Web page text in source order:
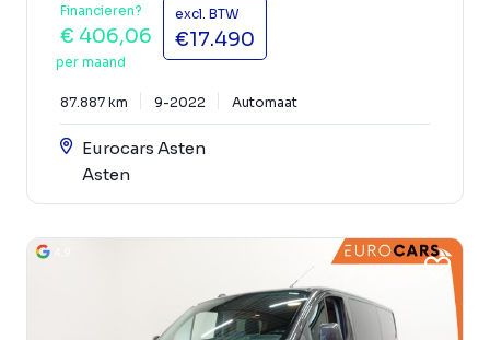
Financieren?
€ 406,06
per maand
excl. BTW
€17.490
87.887 km 9-2022 Automaat
Eurocars Asten
Asten